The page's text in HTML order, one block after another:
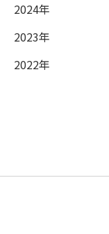
2024年
2023年
2022年